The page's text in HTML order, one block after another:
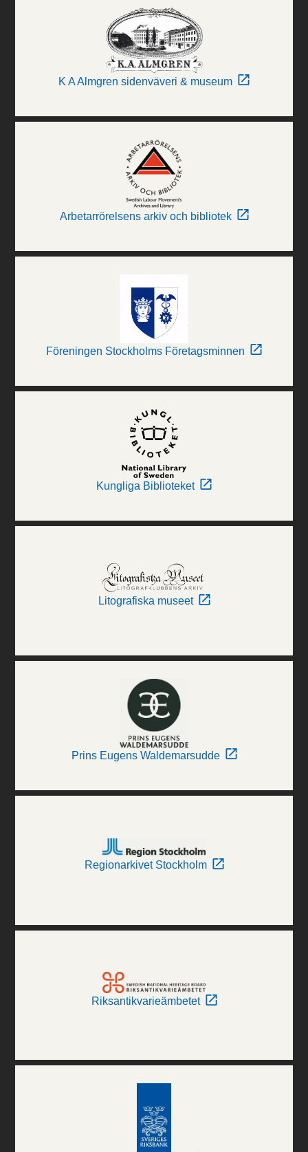
K A Almgren sidenväveri & museum
Arbetarrörelsens arkiv och bibliotek
Föreningen Stockholms Företagsminnen
Kungliga Biblioteket
Litografiska museet
Prins Eugens Waldemarsudde
Regionarkivet Stockholm
Riksantikvarieämbetet